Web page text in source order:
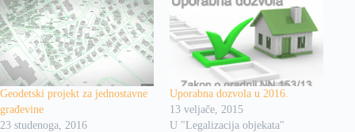
Geodetski projekt za jednostavne
građevine
23 studenoga, 2016
Uporabna dozvola u 2016.
13 veljače, 2015
U "Legalizacija objekata"